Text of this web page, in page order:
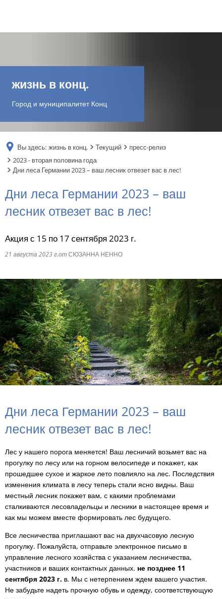
жизнь в конц.
Город и муниципалитет Конц
Вы здесь: жизнь в конц. Текущий
пресс-релиз
2023 - вторая половина года
Дни леса Германии 2023 – ваш лесник отвезет вас в лес!
Дни леса Германии 2023 – ваш
лесник отвезет вас в лес!
Акция с 15 по 17 сентября 2023 г.
21 августа 2023 г.отСЮЗАННА НЕННО
Дни леса Германии 2023 – ваш
лесник отвезет вас в лес!
Лес у нашего порога меняется! Ваш лесничий возьмет вас на
прогулку по лесу или на горном велосипеде и покажет, как
прошедшее сухое и жаркое лето повлияло на лес. Последствия
изменения климата в лесу теперь стали ясно видны. Ваш
местный лесник покажет вам, с какими проблемами
сталкиваются лесовладельцы и лесники в настоящее время и
как мы можем вместе формировать лес будущего.
Все лесничества приглашают вас на двухчасовую лесную
прогулку. Пожалуйста, отправьте электронное письмо в
управление лесного хозяйства с указанием лесничества,
участников и ваших контактных данных. не позднее 11
сентября 2023 г. в. Мы с нетерпением ждем вашего участия.
Не забудьте надеть прочную обувь и одежду, соответствующую